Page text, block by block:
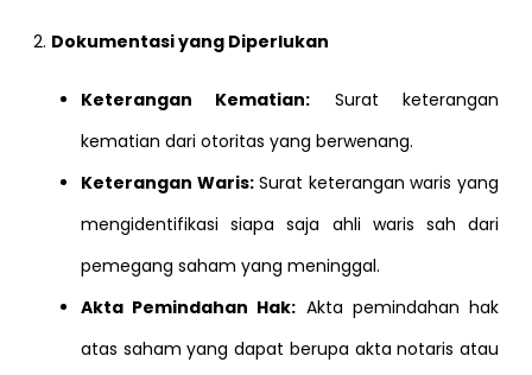
2. Dokumentasi yang Diperlukan
Keterangan Kematian: Surat keterangan
kematian dari otoritas yang berwenang.
Keterangan Waris:Surat keterangan waris yang
mengidentifikasi siapa saja ahli waris sah dari
pemegang saham yang meninggal.
Akta Pemindahan Hak: Akta pemindahan hak
atas saham yang dapat berupa akta notaris atau